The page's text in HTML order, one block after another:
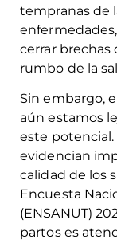
tempranas de
cerrar brechas
rumbo de la
Sin embargo,
aún estamos
este
evidencian
calidad de los
Encuesta
(ENSANUT)
partos es